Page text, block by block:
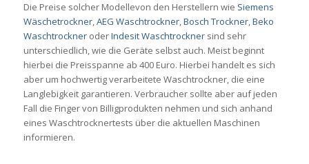
Die Preise solcher Modellevon den Herstellern wie Siemens
Wäschetrockner,AEG Waschtrockner,Bosch Trockner,Beko
WaschtrockneroderIndesit Waschtrocknersind sehr
unterschiedlich, wie die Geräte selbst auch. Meist beginnt
hierbei die Preisspanne ab 400 Euro. Hierbei handelt es sich
aber um hochwertig verarbeitete Waschtrockner, die eine
Langlebigkeit garantieren. Verbraucher sollte aber auf jeden
Fall die Finger von Billigprodukten nehmen und sich anhand
eines Waschtrocknertests über die aktuellen Maschinen
informieren.